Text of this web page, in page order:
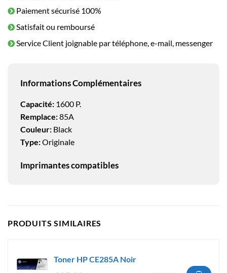
Paiement sécurisé 100%
Satisfait ou remboursé
Service Client joignable par téléphone, e-mail, messenger
Informations Complémentaires
Capacité: 1600 P.
Remplace:85A
Couleur: Black
Type:Originale
Imprimantes compatibles
PRODUITS SIMILAIRES
Toner HP CE285A Noir